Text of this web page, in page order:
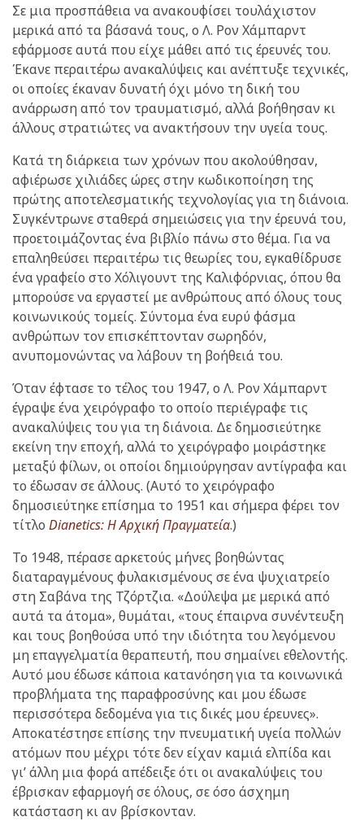
Σε μια προσπάθεια να ανακουφίσει τουλάχιστον
μερικά από τα βάσανά τους, ο Λ. Ρον Χάμπαρντ
εφάρμοσε αυτά που είχε μάθει από τις έρευνές του.
Έκανε περαιτέρω ανακαλύψεις και ανέπτυξε τεχνικές,
οι οποίες έκαναν δυνατή όχι μόνο τη δική του
ανάρρωση από τον τραυματισμό, αλλά βοήθησαν κι
άλλους στρατιώτες να ανακτήσουν την υγεία τους.
Κατά τη διάρκεια των χρόνων που ακολούθησαν,
αφιέρωσε χιλιάδες ώρες στην κωδικοποίηση της
πρώτης αποτελεσματικής τεχνολογίας για τη διάνοια.
Συγκέντρωνε σταθερά σημειώσεις για την έρευνά του,
προετοιμάζοντας ένα βιβλίο πάνω στο θέμα. Για να
επαληθεύσει περαιτέρω τις θεωρίες του, εγκαθίδρυσε
ένα γραφείο στο Χόλιγουντ της Καλιφόρνιας, όπου θα
μπορούσε να εργαστεί με ανθρώπους από όλους τους
κοινωνικούς τομείς. Σύντομα ένα ευρύ φάσμα
ανθρώπων τον επισκέπτονταν σωρηδόν,
ανυπομονώντας να λάβουν τη βοήθειά του.
Όταν έφτασε το τέλος του 1947, ο Λ. Ρον Χάμπαρντ
έγραψε ένα χειρόγραφο το οποίο περιέγραφε τις
ανακαλύψεις του για τη διάνοια. Δε δημοσιεύτηκε
εκείνη την εποχή, αλλά το χειρόγραφο μοιράστηκε
μεταξύ φίλων, οι οποίοι δημιούργησαν αντίγραφα και
το έδωσαν σε άλλους. (Αυτό το χειρόγραφο
δημοσιεύτηκε επίσημα το 1951 και σήμερα φέρει τον
τίτλο Dianetics: Η Αρχική Πραγματεία.)
Το 1948, πέρασε αρκετούς μήνες βοηθώντας
διαταραγμένους φυλακισμένους σε ένα ψυχιατρείο
στη Σαβάνα της Τζόρτζια. «Δούλεψα με μερικά από
αυτά τα άτομα», θυμάται, «τους έπαιρνα συνέντευξη
και τους βοηθούσα υπό την ιδιότητα του λεγόμενου
μη επαγγελματία θεραπευτή, που σημαίνει εθελοντής.
Αυτό μου έδωσε κάποια κατανόηση για τα κοινωνικά
προβλήματα της παραφροσύνης και μου έδωσε
περισσότερα δεδομένα για τις δικές μου έρευνες».
Αποκατέστησε επίσης την πνευματική υγεία πολλών
ατόμων που μέχρι τότε δεν είχαν καμιά ελπίδα και
γι’ άλλη μια φορά απέδειξε ότι οι ανακαλύψεις του
έβρισκαν εφαρμογή σε όλους, σε όσο άσχημη
κατάσταση κι αν βρίσκονταν.